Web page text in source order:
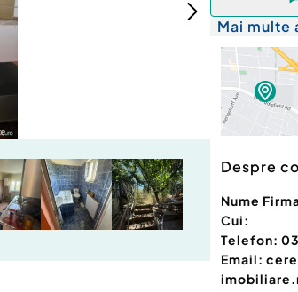
Mai multe
Despre
Nume
Cui:
Telefon:
Email: